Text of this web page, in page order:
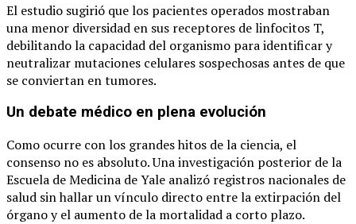
El estudio sugirió que los pacientes operados mostraban
una menor diversidad en sus receptores de linfocitos T,
debilitando la capacidad del organismo para identificar y
neutralizar mutaciones celulares sospechosas antes de que
se conviertan en tumores.
Un debate médico en plena evolución
Como ocurre con los grandes hitos de la ciencia, el
consenso no es absoluto. Una investigación posterior de la
Escuela de Medicina de Yale analizó registros nacionales de
salud sin hallar un vínculo directo entre la extirpación del
órgano y el aumento de la mortalidad a corto plazo.